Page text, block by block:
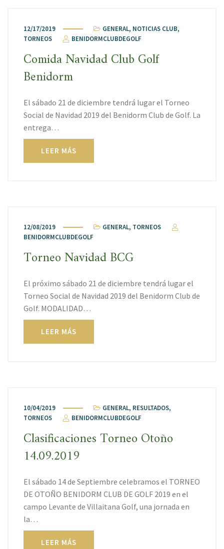
12/17/2019 GENERAL, NOTICIAS CLUB,
TORNEOS
BENIDORMCLUBDEGOLF
Comida Navidad Club Golf
Benidorm
El sábado 21 de diciembre tendrá lugar el Torneo
Social de Navidad 2019 del Benidorm Club de Golf. La
entrega…
LEER MÁS
12/08/2019 GENERAL, TORNEOS
BENIDORMCLUBDEGOLF
Torneo Navidad BCG
El próximo sábado 21 de diciembre tendrá lugar el
Torneo Social de Navidad 2019 del Benidorm Club de
Golf. MODALIDAD…
LEER MÁS
10/04/2019 GENERAL, RESULTADOS,
TORNEOS
BENIDORMCLUBDEGOLF
Clasificaciones Torneo Otoño
14.09.2019
El sábado 14 de Septiembre celebramos el TORNEO
DE OTOÑO BENIDORM CLUB DE GOLF 2019 en el
campo Levante de Villaitana Golf, una jornada en
la…
LEER MÁS